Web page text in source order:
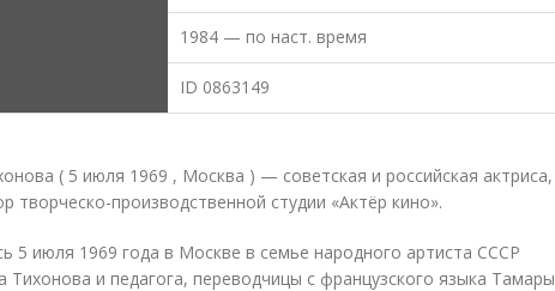
1984 — по наст. время
ID 0863149
( 5 июля 1969 , Москва ) — советская и российская актриса,
творческо-производственной студии «Актёр кино».
5 июля 1969 года в Москве в семье народного артиста СССР
Тихонова и педагога, переводчицы с французского языка Тамары